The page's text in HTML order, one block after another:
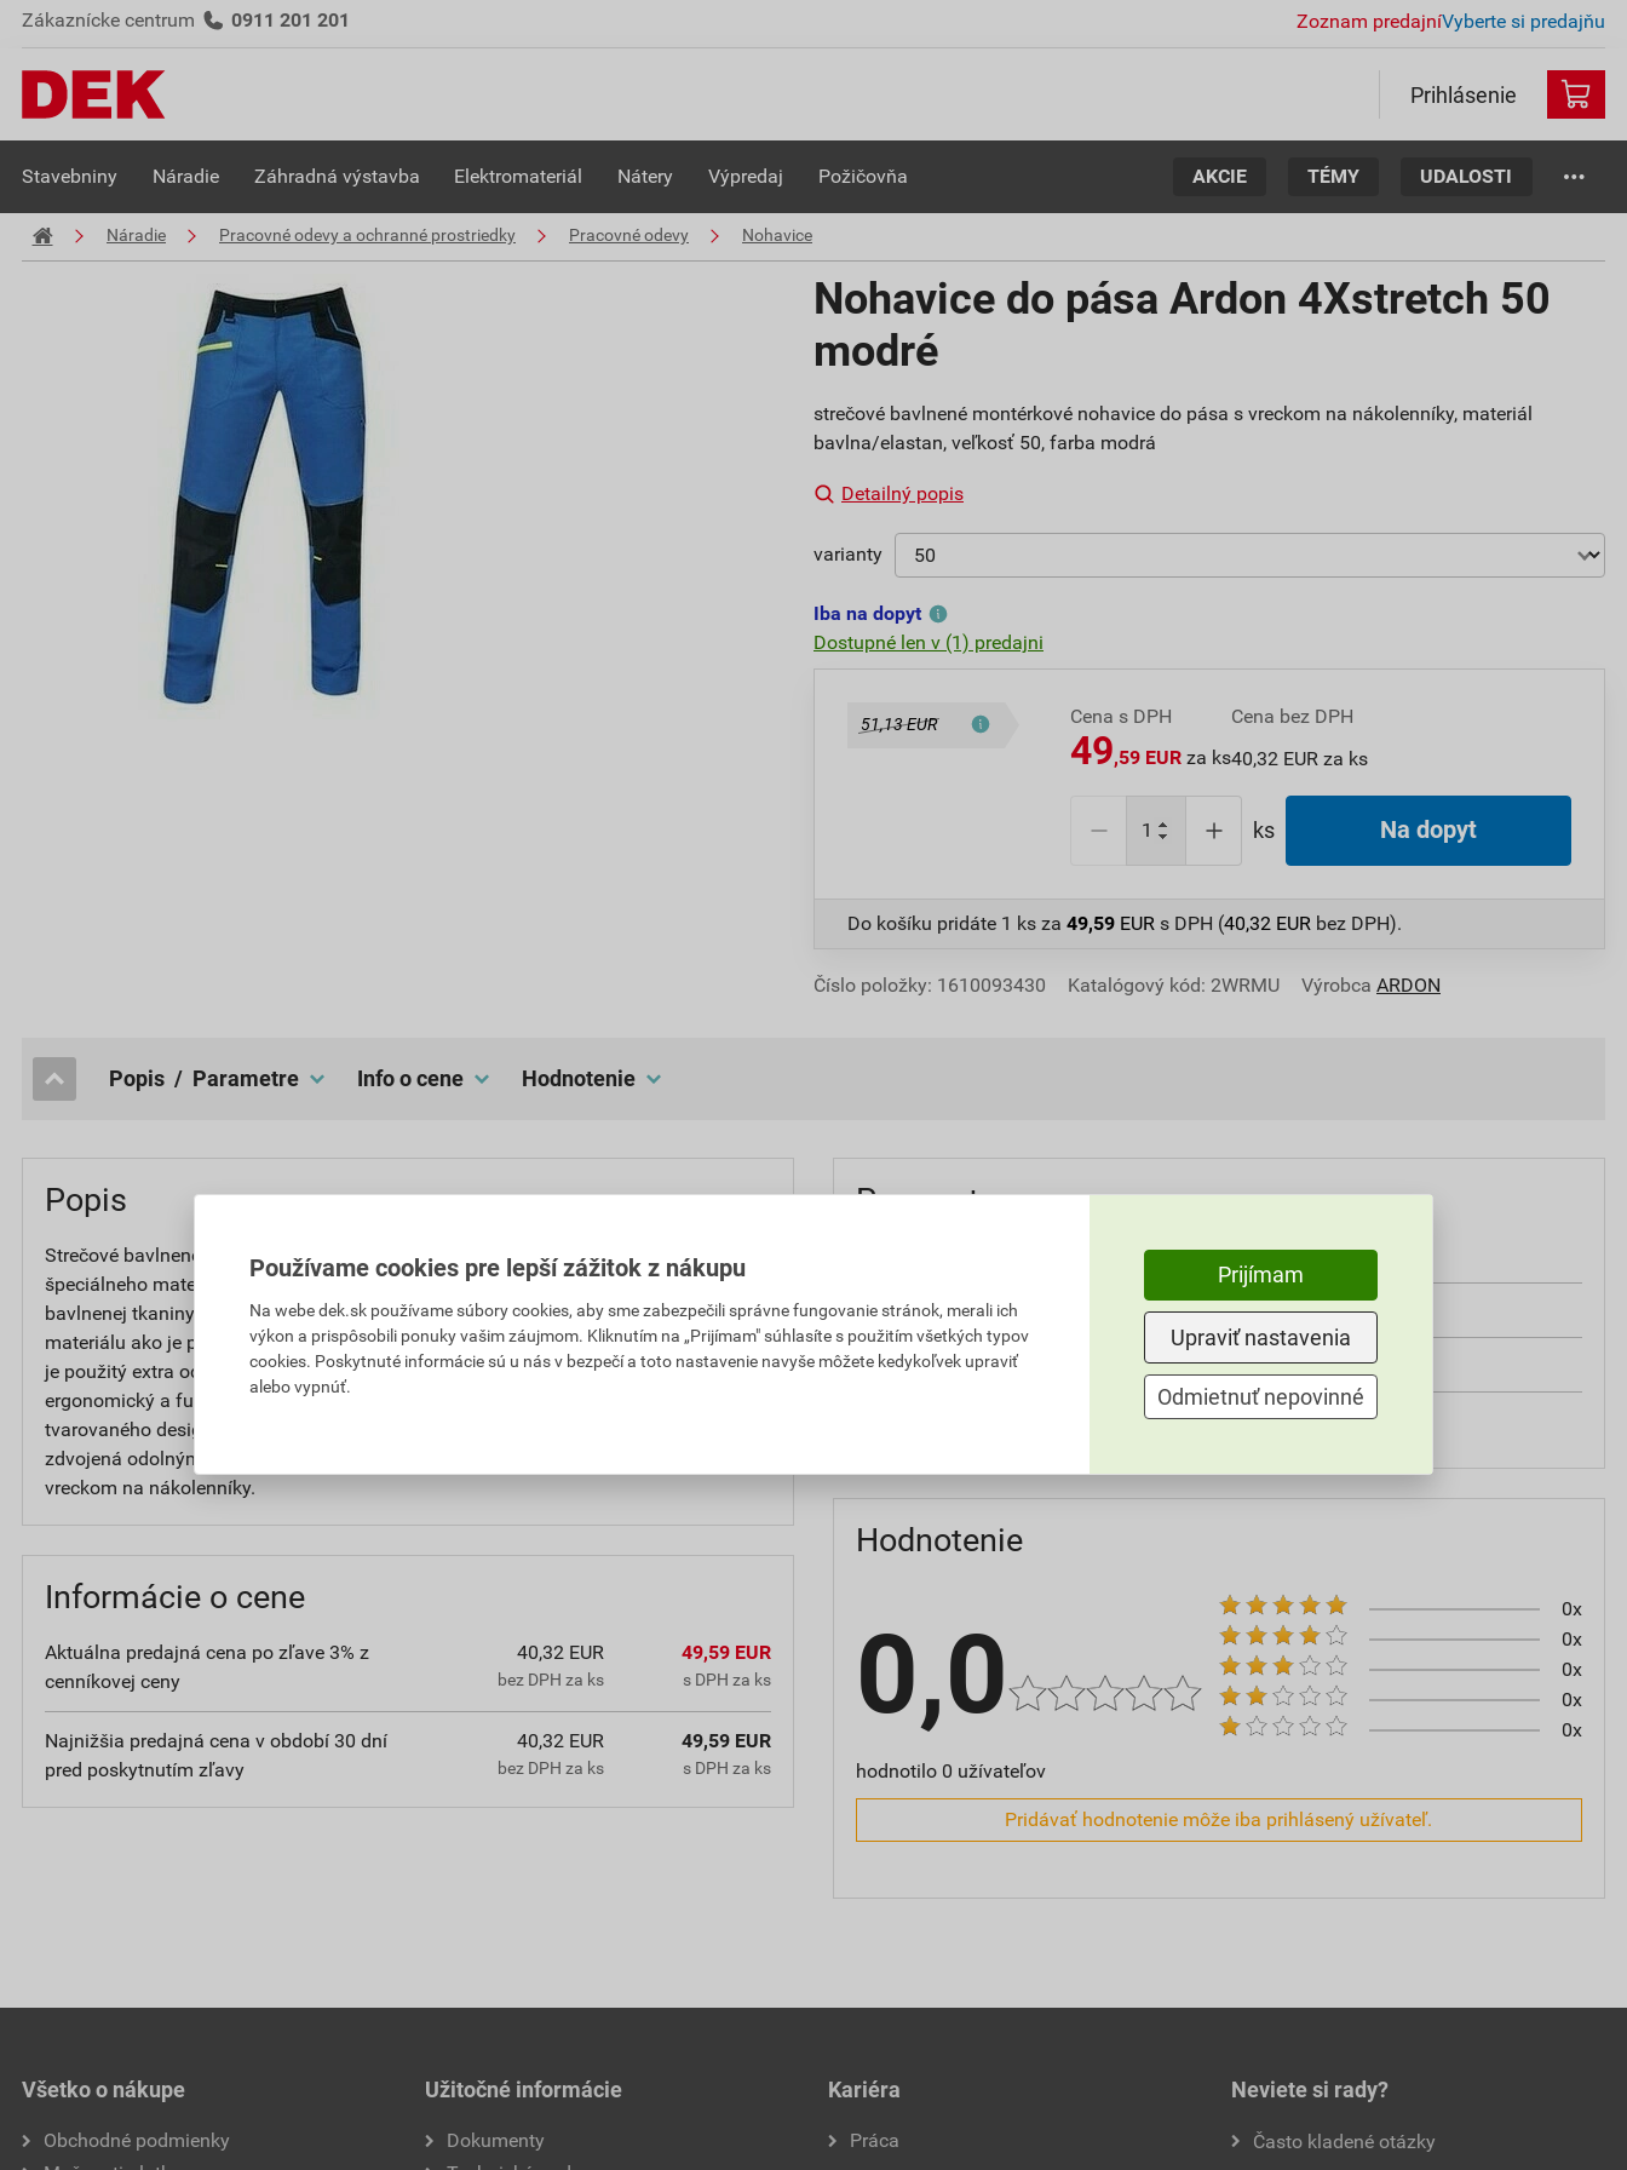
Zákaznícke centrum 0911 201 201 Zoznam predajníVyberte si predajňu
Prihlásenie
Stavebniny Náradie Záhradná výstavba Elektromateriál Nátery Výpredaj Požičovňa AKCIE TÉMY UDALOSTI
Náradie Pracovné odevy a ochranné prostriedky Pracovné odevy Nohavice
Nohavice do pása Ardon 4Xstretch 50
modré
strečové bavlnené montérkové nohavice do pása s vreckom na nákolenníky, materiál
bavlna/elastan, veľkosť 50, farba modrá
Detailný popis
varianty
Iba na dopyt
Dostupné len v (1) predajni
51,13 EUR Cena s DPH
49,59 EUR za ks
Cena bez DPH
40,32 EUR za ks
ks Na dopyt
Do košíku pridáte 1 ks za 49,59 EUR s DPH (40,32 EUR bez DPH).
Číslo položky: 1610093430 Katalógový kód: 2WRMU Výrobca ARDON
popis / Parametre Info o cene hodnotenie
Popis
Strečové bavlnené montérkové nohavice do pása s vreckom na nákolenníky zo
špeciálneho materiálu Amalytton®, ktorý zaisťuje zvýšenú pevnosť a odolnosť
bavlnenej tkaniny pri zachovaní komfortu elasticity a všetkých benefitov prírodného
materiálu ako je priedušnosť a príjemný pocit pri nosení. Na exponovaných partiách
je použitý extra odolný super elastický materiál Tabiflex®. Nohavice majú vysoko
ergonomický a funkčný strih SLIM FIT, ktorý zvýrazňuje siluetu, vrátane anatomicky
tvarovaného designu kolena pre maximálne prispôsobenie pohybu. Oblasť kolien je
zdvojená odolným materiálom Oxford s vodoodpudivou úpravou a vybavená
vreckom na nákolenníky.
Informácie o cene
Aktuálna predajná cena po zľave 3% z
cenníkovej ceny
40,32 EUR
bez DPH za ks
49,59 EUR
s DPH za ks
Najnižšia predajná cena v období 30 dní
pred poskytnutím zľavy
40,32 EUR
bez DPH za ks
49,59 EUR
s DPH za ks
Parametre
modrá
materiál bavlna/elastan
veľkosť 50
Ardon
Hodnotenie
0,0
hodnotilo 0 užívateľov
0x
0x
0x
0x
0x
Pridávať hodnotenie môže iba prihlásený užívateľ.
Všetko o nákupe
Obchodné podmienky
Užitočné informácie
Dokumenty
Kariéra
Práca
Neviete si rady?
Často kladené otázky
Používame cookies pre lepší zážitok z nákupu
Na webe dek.sk používame súbory cookies, aby sme zabezpečili správne fungovanie stránok, merali ich
výkon a prispôsobili ponuky vašim záujmom. Kliknutím na „Prijímam" súhlasíte s použitím všetkých typov
cookies. Poskytnuté informácie sú u nás v bezpečí a toto nastavenie navyše môžete kedykoľvek upraviť
alebo vypnúť.
Prijímam
Upraviť nastavenia
Odmietnuť nepovinné